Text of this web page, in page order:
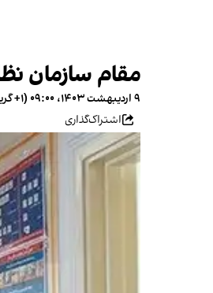
مقام سازمان
۹ اردیبهشت ۱۴۰۳، ۰۹:۰۰ (‎+۱ گرینویچ)
اشتراک‌گذاری